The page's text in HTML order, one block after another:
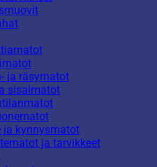
ja räsymatot
sisalmatot
ja kynnysmatot
ja tarvikkeet